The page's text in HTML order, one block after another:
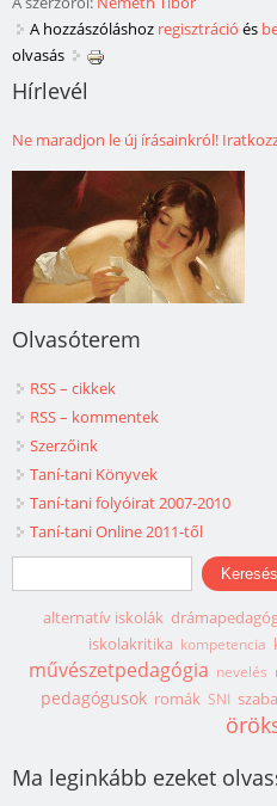
A hozzászóláshoz regisztráció és
olvasás
Hírlevél
Ne maradjon le új írásainkról!
Olvasóterem
RSS – cikkek
RSS – kommentek
Szerzőink
Taní-tani Könyvek
Taní-tani folyóirat 2007-2010
Taní-tani Online 2011-től
Keresés űrlap
Keresés
alternatív iskolák
iskolakritika kompetencia
művészetpedagógia nevelés
pedagógusok romák SNI
Ma leginkább ezeket